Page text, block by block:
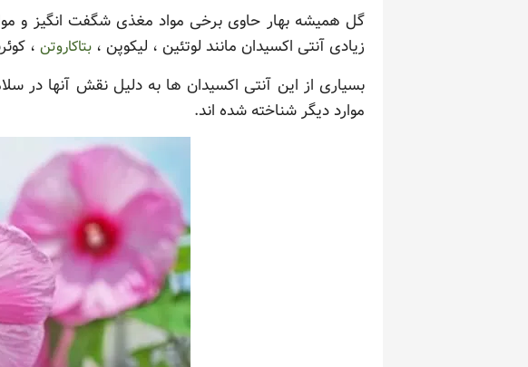
گل همیشه بهار حاوی برخی مواد مغذی شگفت انگیز و
زیادی آنتی اکسیدان مانند لوتئین ، لیکوپن ، بتاکاروتن ،
بسیاری از این آنتی اکسیدان ها به دلیل نقش آنها در
موارد دیگر شناخته شده اند.